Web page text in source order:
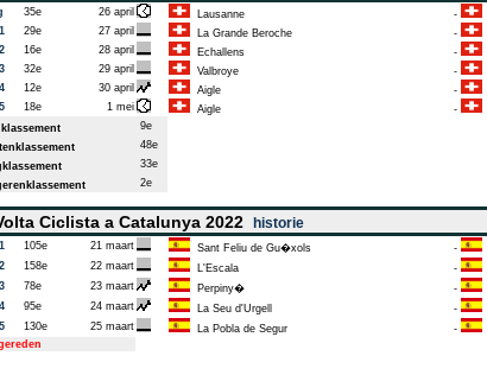
35e 26 april Lausanne -
29e 27 april La Grande Beroche -
16e 28 april Echallens -
32e 29 april Valbroye -
12e 30 april Aigle -
18e 1 mei Aigle -
9e
48e
33e
2e
Ciclista a Catalunya 2022 historie
105e 21 maart Sant Feliu de Gu�xols -
158e 22 maart L'Escala -
78e 23 maart Perpiny� -
95e 24 maart La Seu d'Urgell -
130e 25 maart La Pobla de Segur -